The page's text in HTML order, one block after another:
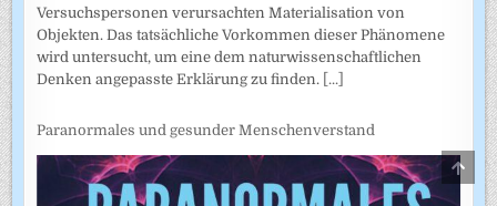
Versuchspersonen verursachten Materialisation von
Objekten. Das tatsächliche Vorkommen dieser Phänomene
wird untersucht, um eine dem naturwissenschaftlichen
Denken angepasste Erklärung zu finden. [...]
Paranormales und gesunder Menschenverstand
TO
TOP